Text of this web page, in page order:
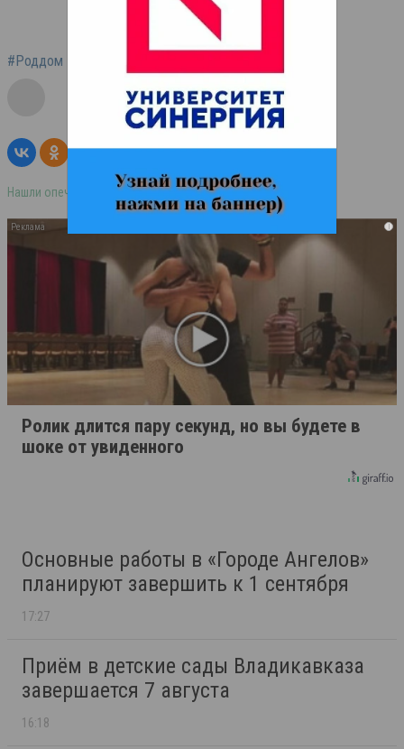
#Роддом
Нашли опечатку в тексте? Выделите её и нажмите ctrl+enter
i
Ролик длится пару секунд, но вы будете в
шоке от увиденного
Основные работы в «Городе Ангелов»
планируют завершить к 1 сентября
17:27
Приём в детские сады Владикавказа
завершается 7 августа
16:18